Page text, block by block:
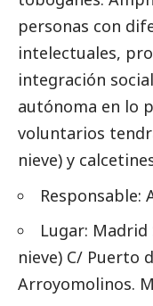
personas con
intelectuales,
integración social
autónoma en lo
voluntarios
nieve) y
Responsable:
Lugar: Madrid
nieve) C/ Puerto
Arroyomolinos.